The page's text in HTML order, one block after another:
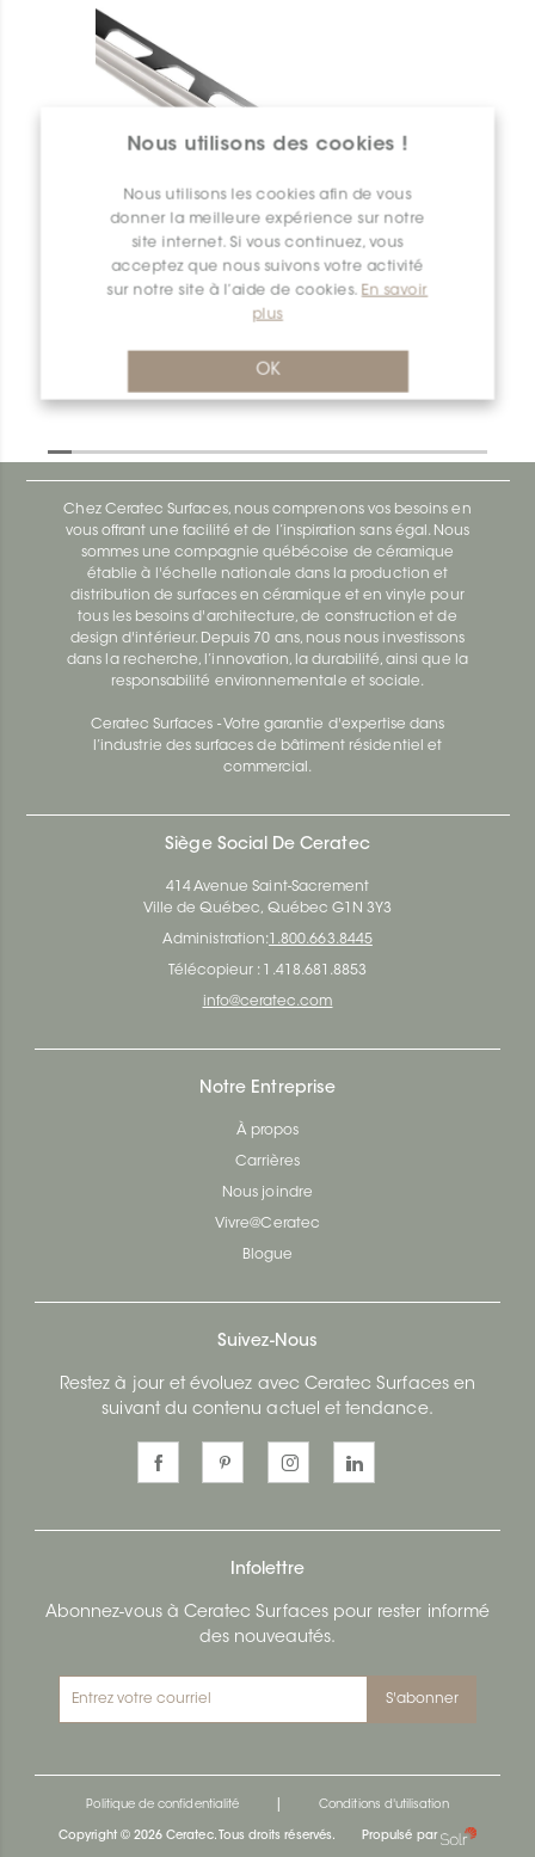
Nous utilisons des cookies !
Nous utilisons les cookies afin de vous
donner la meilleure expérience sur notre
site internet. Si vous continuez, vous
acceptez que nous suivons votre activité
sur notre site à l’aide de cookies. En savoir
plus
OK
Deco-SG SG110TSBG12
Deco-Sg SG100ACB12
Chez Ceratec Surfaces, nous comprenons vos besoins en
vous offrant une facilité et de l’inspiration sans égal. Nous
sommes une compagnie québécoise de céramique
établie à l'échelle nationale dans la production et
distribution de surfaces en céramique et en vinyle pour
tous les besoins d'architecture, de construction et de
design d'intérieur. Depuis 70 ans, nous nous investissons
dans la recherche, l’innovation, la durabilité, ainsi que la
responsabilité environnementale et sociale.
Ceratec Surfaces - Votre garantie d'expertise dans
l’industrie des surfaces de bâtiment résidentiel et
commercial.
Siège Social De Ceratec
414 Avenue Saint-Sacrement
Ville de Québec, Québec G1N 3Y3
Administration: 1.800.663.8445
Télécopieur : 1.418.681.8853
info@ceratec.com
Notre Entreprise
À propos
Carrières
Nous joindre
Vivre@Ceratec
Blogue
Suivez-Nous
Restez à jour et évoluez avec Ceratec Surfaces en
suivant du contenu actuel et tendance.
Infolettre
Abonnez-vous à Ceratec Surfaces pour rester informé
des nouveautés.
S'abonner
Politique de confidentialité Conditions d'utilisation
Copyright © 2026 Ceratec. Tous droits réservés. Propulsé par